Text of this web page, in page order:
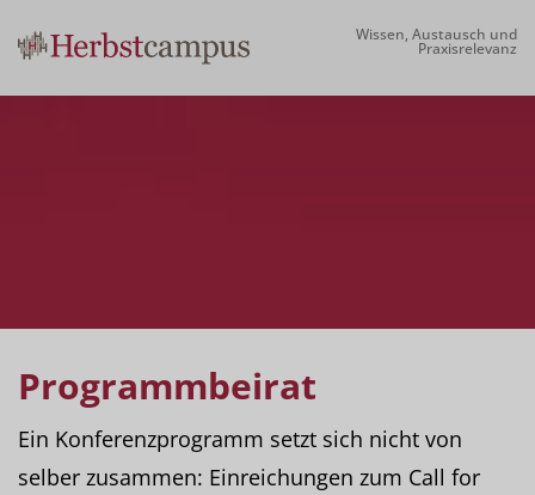
Wissen, Austausch und
Praxisrelevanz
Programmbeirat
Ein Konferenzprogramm setzt sich nicht von
selber zusammen: Einreichungen zum Call for